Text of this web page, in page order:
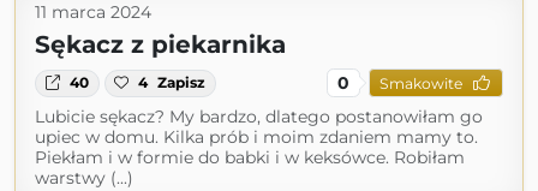
11 marca 2024
Sękacz z piekarnika
40 4 Zapisz 0 Smakowite
Lubicie sękacz? My bardzo, dlatego postanowiłam go
upiec w domu. Kilka prób i moim zdaniem mamy to.
Piekłam i w formie do babki i w keksówce. Robiłam
warstwy (...)